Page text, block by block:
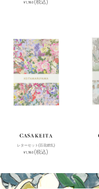
¥1,980 (税込)
レターセット(百花繚乱)
¥1,980 (税込)